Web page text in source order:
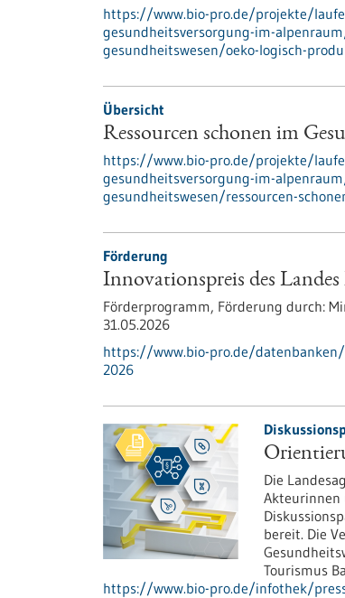
https://www.bio-pro.de/projekte/
gesundheitsversorgung-im-
gesundheitswesen/oeko-logisch-
Übersicht
Ressourcen schonen im
https://www.bio-pro.de/projekte/
gesundheitsversorgung-im-
gesundheitswesen/ressourcen-
Förderung
Innovationspreis des
Förderprogramm, Förderung durch:
31.05.2026
https://www.bio-pro.de/
2026
Die
Akteurinnen
bereit. Die
Tourismus
https://www.bio-pro.de/infothek/